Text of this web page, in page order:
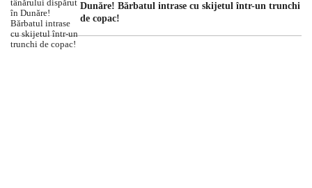
Dunăre! Bărbatul intrase cu skijetul într-un trunchi
de copac!